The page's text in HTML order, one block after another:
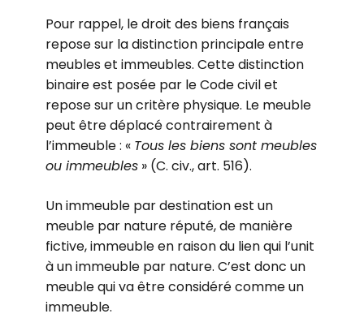
Pour rappel, le droit des biens français
repose sur la distinction principale entre
meubles et immeubles. Cette distinction
binaire est posée par le Code civil et
repose sur un critère physique. Le meuble
peut être déplacé contrairement à
l’immeuble : « Tous les biens sont meubles
ou immeubles » (C. civ., art. 516).
Un immeuble par destination est un
meuble par nature réputé, de manière
fictive, immeuble en raison du lien qui l’unit
à un immeuble par nature. C’est donc un
meuble qui va être considéré comme un
immeuble.